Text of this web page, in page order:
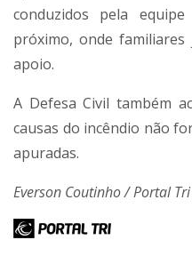
conduzidos pela
próximo, onde
apoio.
A Defesa Civil também
causas do incêndio não
apuradas.
Everson Coutinho / Portal Tri